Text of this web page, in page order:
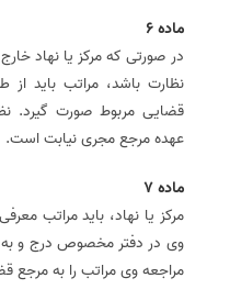
ماده 6
در صورتی که مرکز یا نهاد
نظارت باشد، مراتب باید
قضایی مربوط صورت گیرد.
عهده مرجع مجری نیابت است.
ماده 7
مرکز یا نهاد، باید مراتب
وی در دفتر مخصوص درج و به
مراجعه وی مراتب را به مرجع